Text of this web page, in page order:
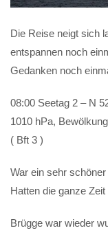
Die Reise neigt sich
entspannen noch
Gedanken noch
08:00 Seetag 2 – N
1010 hPa,
( Bft 3 )
War ein sehr
Hatten die ganze
Brügge war wieder